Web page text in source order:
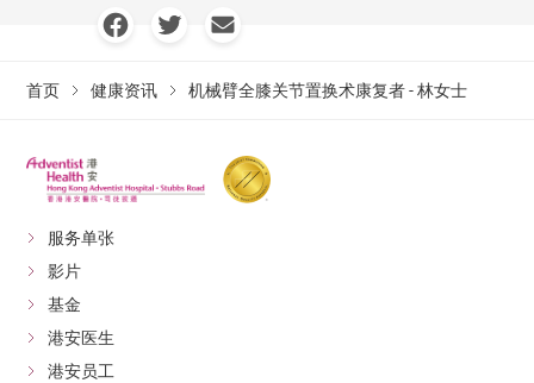
首页 健康资讯 机械臂全膝关节置换术康复者 - 林女士
服务单张
影片
基金
港安医生
港安员工